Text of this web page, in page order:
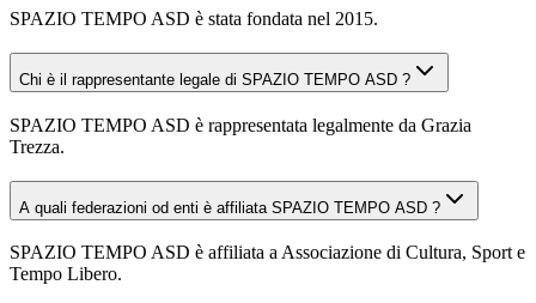
SPAZIO TEMPO ASD è stata fondata nel 2015.
Chi è il rappresentante legale di SPAZIO TEMPO ASD ?
SPAZIO TEMPO ASD è rappresentata legalmente da Grazia
Trezza.
A quali federazioni od enti è affiliata SPAZIO TEMPO ASD ?
SPAZIO TEMPO ASD è affiliata a Associazione di Cultura, Sport e
Tempo Libero.